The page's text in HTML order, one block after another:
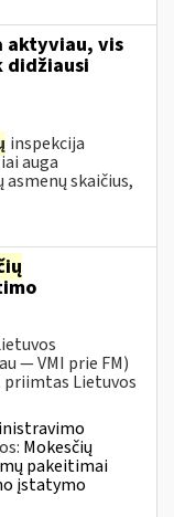
aktyviau, vis
didžiausi
inspekcija
auga
skaičius,
— VMI prie FM)
priimtas Lietuvos
Mokesčių
pakeitimai
įstatymo